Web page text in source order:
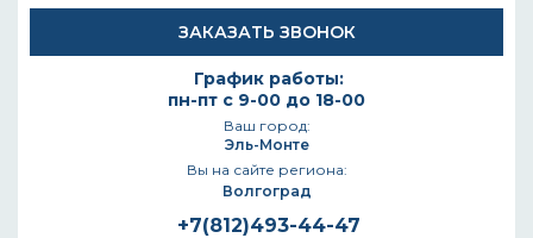
ЗАКАЗАТЬ ЗВОНОК
График работы:
пн-пт с 9-00 до 18-00
Ваш город:
Эль-Монте
Вы на сайте региона:
Волгоград
+7(812)493-44-47